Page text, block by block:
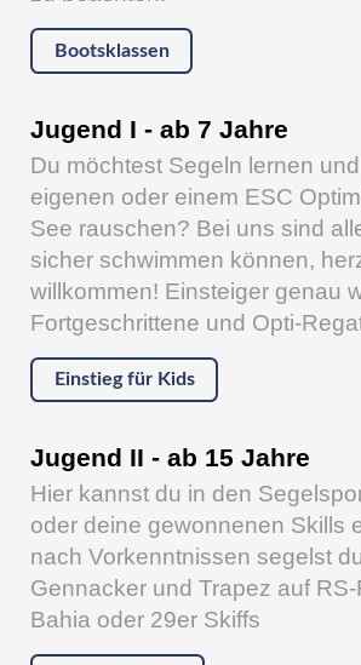
Bootsklassen
Jugend I - ab 7 Jahre
Du möchtest Segeln lernen
eigenen oder einem ESC
See rauschen? Bei uns sind
sicher schwimmen können,
willkommen! Einsteiger genau
Fortgeschrittene und Opti-
Einstieg für Kids
Jugend II - ab 15 Jahre
Hier kannst du in den
oder deine gewonnenen Skills
nach Vorkenntnissen segelst
Gennacker und Trapez auf
Bahia oder 29er Skiffs